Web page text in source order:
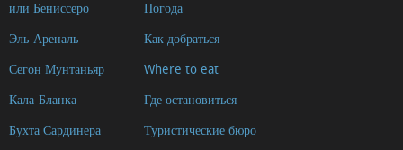
или Бениссеро
Эль-Ареналь
Сегон Мунтаньяр
Кала-Бланка
Бухта Сардинера
Погода
Как добраться
Where to eat
Где остановиться
Туристические бюро